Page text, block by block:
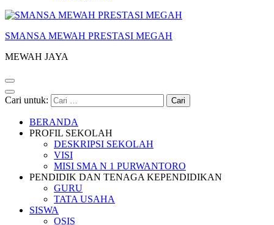
SMANSA MEWAH PRESTASI MEGAH
MEWAH JAYA
Cari untuk:
BERANDA
PROFIL SEKOLAH
DESKRIPSI SEKOLAH
VISI
MISI SMA N 1 PURWANTORO
PENDIDIK DAN TENAGA KEPENDIDIKAN
GURU
TATA USAHA
SISWA
OSIS